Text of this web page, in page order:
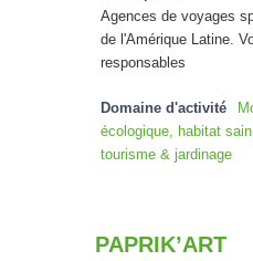
Agences de voyages
de l'Amérique Latine.
responsables
Domaine d'activité
écologique, habitat
tourisme & jardinage
PAPRIK’ART